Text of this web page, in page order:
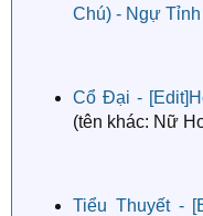
Chú) - Ngự
Cổ Đại -
(tên khác: Nữ
Tiểu Thuyết -